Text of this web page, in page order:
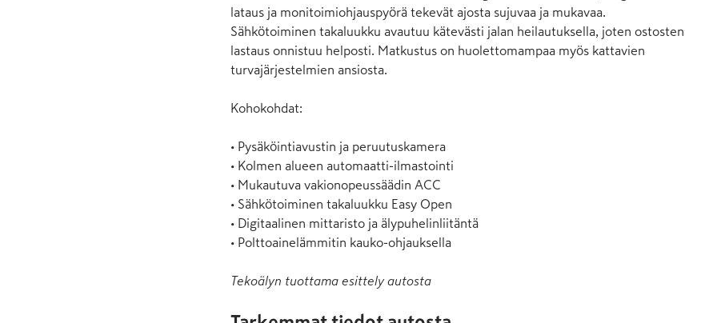
lataus ja monitoimiohjauspyörä tekevät ajosta sujuvaa ja mukavaa.
Sähkötoiminen takaluukku avautuu kätevästi jalan heilautuksella, joten ostosten
lastaus onnistuu helposti. Matkustus on huolettomampaa myös kattavien
turvajärjestelmien ansiosta.
Kohokohdat:
• Pysäköintiavustin ja peruutuskamera
• Kolmen alueen automaatti-ilmastointi
• Mukautuva vakionopeussäädin ACC
• Sähkötoiminen takaluukku Easy Open
• Digitaalinen mittaristo ja älypuhelinliitäntä
• Polttoainelämmitin kauko-ohjauksella
Tekoälyn tuottama esittely autosta